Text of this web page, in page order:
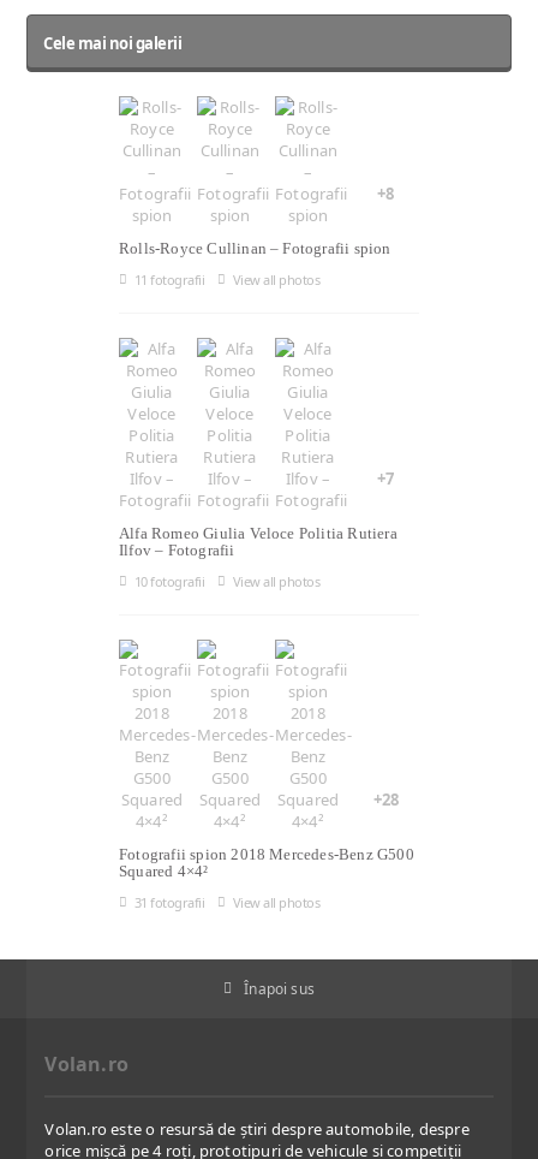
Cele mai noi galerii
+8
Rolls-Royce Cullinan – Fotografii spion
11 fotografii
View all photos
+7
Alfa Romeo Giulia Veloce Politia Rutiera
Ilfov – Fotografii
10 fotografii
View all photos
+28
Fotografii spion 2018 Mercedes-Benz G500
Squared 4×4²
31 fotografii
View all photos
Înapoi sus
Volan.ro
Volan.ro este o resursă de știri despre automobile, despre
orice mișcă pe 4 roți, prototipuri de vehicule si competiții